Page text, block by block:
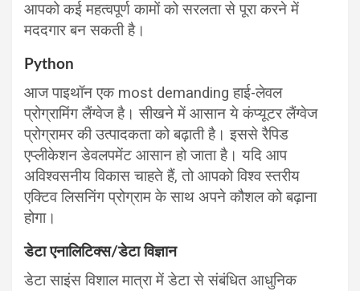
आपको कई महत्वपूर्ण कामों को सरलता से पूरा करने में
मददगार बन सकती है।
Python
आज पाइथॉन एक most demanding हाई-लेवल
प्रोग्रामिंग लैंग्वेज है। सीखने में आसान ये कंप्यूटर लैंग्वेज
प्रोग्रामर की उत्पादकता को बढ़ाती है। इससे रैपिड
एप्लीकेशन डेवलपमेंट आसान हो जाता है। यदि आप
अविश्वसनीय विकास चाहते हैं, तो आपको विश्व स्तरीय
एक्टिव लिसनिंग प्रोग्राम के साथ अपने कौशल को बढ़ाना
होगा।
डेटा एनालिटिक्स/डेटा विज्ञान
डेटा साइंस विशाल मात्रा में डेटा से संबंधित आधुनिक